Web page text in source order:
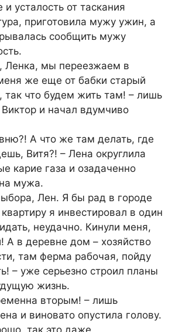
усталость от таскания
приготовила мужу ужин, а
сообщить мужу
Ленка, мы переезжаем в
же еще от бабки старый
так что будем жить там! – лишь
и начал вдумчиво
А что же там делать, где
Витя?! – Лена округлила
карие газа и озадаченно
мужа.
Лен. Я бы рад в городе
я инвестировал в один
неудачно. Кинули меня,
А в деревне дом – хозяйство
там ферма рабочая, пойду
– уже серьезно строил планы
жизнь.
вторым! – лишь
и виновато опустила голову.
так это даже